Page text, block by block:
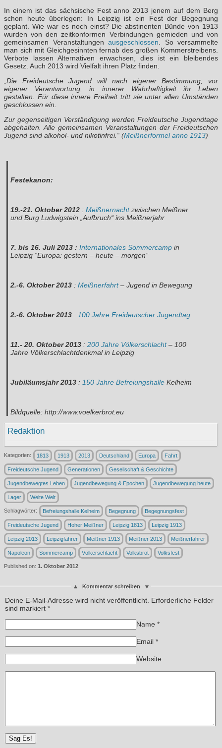
In einem ist das sächsische Fest anno 2013 jenem auf dem Berg
schon heute überlegen: In Leipzig ist ein Fest der Begegnung
geplant. Wie war es noch einst? Die abstinenten Bünde von 1913
wurden von den zeitkonformen Verbindungen gemieden und von
gemeinsamen Veranstaltungen ausgeschlossen . So versammelte
man sich mit Gleichgesinnten fernab des großen Kommerstreibens.
Verbote lassen Alternativen erwachsen, dies ist ein bleibendes
Gesetz. Auch 2013 wird Vielfalt ihren Platz finden.
„Die Freideutsche Jugend will nach eigener Bestimmung, vor
eigener Verantwortung, in innerer Wahrhaftigkeit ihr Leben
gestalten. Für diese innere Freiheit tritt sie unter allen Umständen
geschlossen ein.
Zur gegenseitigen Verständigung werden Freideutsche Jugendtage
abgehalten. Alle gemeinsamen Veranstaltungen der Freideutschen
Jugend sind alkohol- und nikotinfrei.“ (Meißnerformel anno 1913)
Festekanon:
19.-21. Oktober 2012 : Meißnernachtzwischen Meißner
und Burg Ludwigstein „Aufbruch“ ins Meißnerjahr
7. bis 16. Juli 2013 : Internationales Sommercamp in
Leipzig “Europa: gestern – heute – morgen”
2.-6. Oktober 2013 : Meißnerfahrt– Jugend in Bewegung
2.-6. Oktober 2013 : 100 Jahre Freideutscher Jugendtag
11.- 20. Oktober 2013 : 200 Jahre Völkerschlacht– 100
Jahre Völkerschlachtdenkmal in Leipzig
Jubiläumsjahr 2013 : 150 Jahre Befreiungshalle Kelheim
Bildquelle: http://www.voelkerbrot.eu
Redaktion
Kategorien: 1813 1913 2013 Deutschland Europa Fahrt
Freideutsche Jugend Generationen Gesellschaft & Geschichte
Jugendbewegtes Leben Jugendbewegung & Epochen Jugendbewegung heute
Lager Weite Welt
Schlagwörter: Befreiungshalle Kelheim Begegnung Begegnungsfest
Freideutsche Jugend Hoher Meißner Leipzig 1813 Leipzig 1913
Leipzig 2013 Leipzigfahrer Meißner 1913 Meißner 2013 Meißnerfahrer
Napoleon Sommercamp Völkerschlacht Volksbrot Volksfest
Published on: 1. Oktober 2012
Kommentar schreiben
Deine E-Mail-Adresse wird nicht veröffentlicht. Erforderliche Felder
sind markiert *
Name *
Email *
Website